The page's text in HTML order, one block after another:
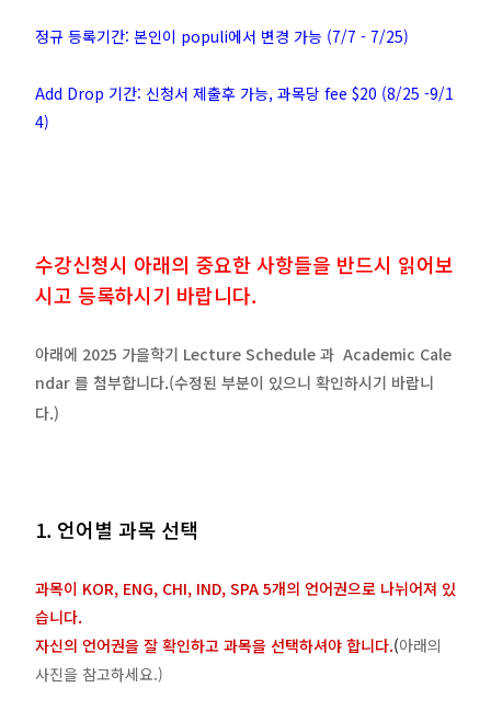
정규 등록기간: 본인이 populi에서 변경 가능 (7/7 - 7/25)
Add Drop 기간: 신청서 제출후 가능, 과목당 fee $20 (8/25 -9/1
4)
수강신청시 아래의 중요한 사항들을 반드시 읽어보
시고 등록하시기 바랍니다.
아래에 2025 가을학기 Lecture Schedule 과 Academic Cale
ndar 를 첨부합니다.(수정된 부분이 있으니 확인하시기 바랍니
다.)
1. 언어별 과목 선택
과목이 KOR, ENG, CHI, IND, SPA 5개의 언어권으로 나뉘어져 있
습니다.
자신의 언어권을 잘 확인하고 과목을 선택하셔야 합니다.(아래의
사진을 참고하세요.)